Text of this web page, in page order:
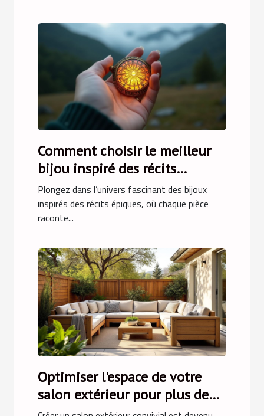
Comment choisir le meilleur
bijou inspiré des récits
épiques ?
Plongez dans l’univers fascinant des bijoux
inspirés des récits épiques, où chaque pièce
raconte...
Optimiser l'espace de votre
salon extérieur pour plus de
convivialité